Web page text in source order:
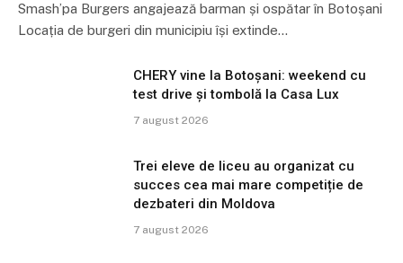
Smash’pa Burgers angajează barman și ospătar în Botoșani
Locația de burgeri din municipiu își extinde…
CHERY vine la Botoșani: weekend cu
test drive și tombolă la Casa Lux
7 august 2026
Trei eleve de liceu au organizat cu
succes cea mai mare competiție de
dezbateri din Moldova
7 august 2026